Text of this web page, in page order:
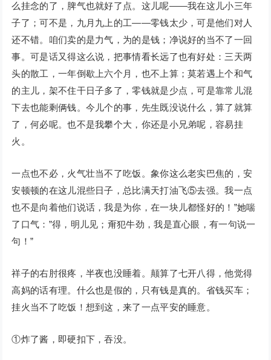
么挂念的了，脾气也就好了点。这儿呢——我在这儿小三年
子了；可不是，九月九上的工——零钱太少，可是他们对人
还不错。咱们卖的是力气，为的是钱；净说好的当不了一回
事。可是话又得这么说，把事情看长远了也有好处：三天两
头的散工，一年倒歇上六个月，也不上算；莫若遇上个和气
的主儿，架不住干日子多了，零钱就是少点，可是靠常儿混
下去也能剩俩钱。今儿个的事，先生既没说什么，算了就算
了，何必呢。也不是我攀个大，你还是小兄弟呢，容易挂
火。
一点也不必，火气壮当不了吃饭。象你这么老实巴焦的，安
安顿顿的在这儿混些日子，总比满天打油飞⑤去强。我一点
也不是向着他们说话，我是为你，在一块儿都怪好的！”她喘
了口气：”得，明儿见；甭犯牛劲，我是直心眼，有一句说一
句！”
祥子的右肘很疼，半夜也没睡着。颠算了七开八得，他觉得
高妈的话有理。什么也是假的，只有钱是真的。省钱买车；
挂火当不了吃饭！想到这，来了一点平安的睡意。
①炸了酱，即硬扣下，吞没。